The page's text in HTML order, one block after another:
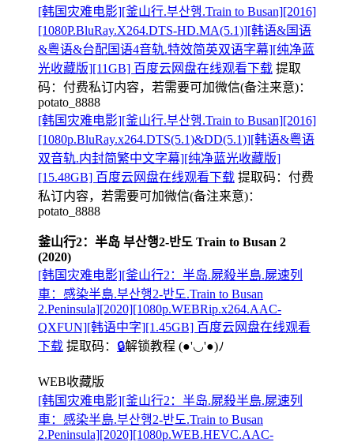
[韩国灾难电影][釜山行.부산행.Train to Busan][2016]
[1080P.BluRay.X264.DTS-HD.MA(5.1)][韩语&国语
&粤语&台配国语4音轨.特效简英双语字幕][纯净蓝
光收藏版][11GB] 百度云网盘在线观看下载 提取
码： 付费私订内容，若需要可加微信(备注来意)：
potato_8888
[韩国灾难电影][釜山行.부산행.Train to Busan][2016]
[1080p.BluRay.x264.DTS(5.1)&DD(5.1)][韩语&粤语
双音轨.内封简繁中文字幕][纯净蓝光收藏版]
[15.48GB] 百度云网盘在线观看下载 提取码： 付费
私订内容，若需要可加微信(备注来意)：
potato_8888
釜山行2：半岛 부산행2-반도 Train to Busan 2
(2020)
[韩国灾难电影][釜山行2：半岛.屍殺半島.屍速列
車：感染半島.부산행2-반도.Train to Busan
2.Peninsula][2020][1080p.WEBRip.x264.AAC-
QXFUN][韩语中字][1.45GB] 百度云网盘在线观看
下载 提取码： 🔒解锁教程 (●'◡'●)ﾉ
WEB收藏版
[韩国灾难电影][釜山行2：半岛.屍殺半島.屍速列
車：感染半島.부산행2-반도.Train to Busan
2.Peninsula][2020][1080p.WEB.HEVC.AAC-